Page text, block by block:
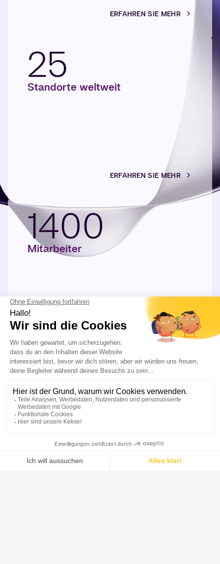
ERFAHREN SIE MEHR
25
Standorte weltweit
ERFAHREN SIE MEHR
1400
Mitarbeiter
ERFAHREN SIE MEHR
Unser Angebot